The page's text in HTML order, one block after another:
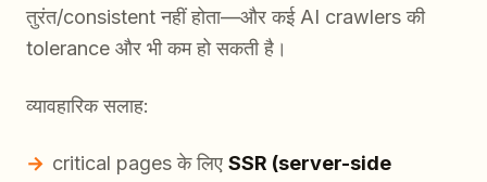
तुरंत/consistent नहीं होता—और कई AI crawlers की
tolerance और भी कम हो सकती है।
व्यावहारिक सलाह:
critical pages के लिए SSR (server-side